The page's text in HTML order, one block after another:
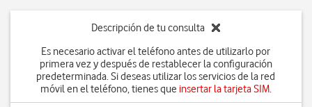
Descripción de tu consulta
Es necesario activar el teléfono antes de utilizarlo por
primera vez y después de restablecer la configuración
predeterminada. Si deseas utilizar los servicios de la red
móvil en el teléfono, tienes que insertar la tarjeta SIM.